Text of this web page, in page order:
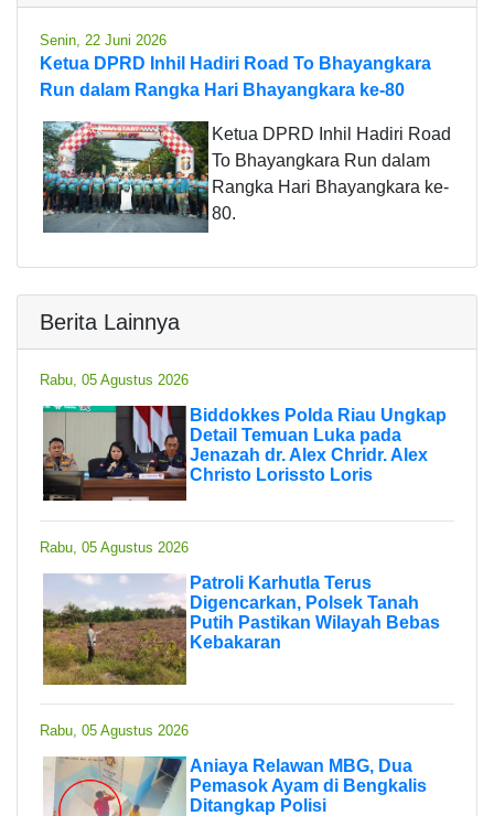
Senin, 22 Juni 2026
Ketua DPRD Inhil Hadiri Road To Bhayangkara
Run dalam Rangka Hari Bhayangkara ke-80
Ketua DPRD Inhil Hadiri Road
To Bhayangkara Run dalam
Rangka Hari Bhayangkara ke-
80.
Berita Lainnya
Rabu, 05 Agustus 2026
Biddokkes Polda Riau Ungkap
Detail Temuan Luka pada
Jenazah dr. Alex Chridr. Alex
Christo Lorissto Loris
Rabu, 05 Agustus 2026
Patroli Karhutla Terus
Digencarkan, Polsek Tanah
Putih Pastikan Wilayah Bebas
Kebakaran
Rabu, 05 Agustus 2026
Aniaya Relawan MBG, Dua
Pemasok Ayam di Bengkalis
Ditangkap Polisi